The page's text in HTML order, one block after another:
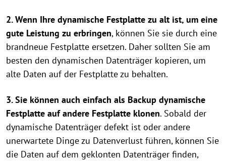
2. Wenn Ihre dynamische Festplatte zu alt ist, um eine
gute Leistung zu erbringen, können Sie sie durch eine
brandneue Festplatte ersetzen. Daher sollten Sie am
besten den dynamischen Datenträger kopieren, um
alte Daten auf der Festplatte zu behalten.
3. Sie können auch einfach als Backup dynamische
Festplatte auf andere Festplatte klonen. Sobald der
dynamische Datenträger defekt ist oder andere
unerwartete Dinge zu Datenverlust führen, können Sie
die Daten auf dem geklonten Datenträger finden,